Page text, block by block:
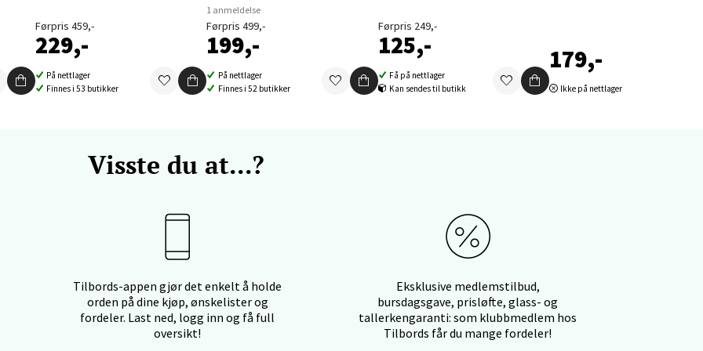
Førpris 459,-
229,-
På nettlager
Finnes i 53 butikker
1 anmeldelse
Førpris 499,-
199,-
På nettlager
Finnes i 52 butikker
Førpris 249,-
125,-
Få på nettlager
Kan sendes til butikk
179,-
Ikke på nettlager
Visste du at...?
Tilbords-appen gjør det enkelt å holde
orden på dine kjøp, ønskelister og
fordeler. Last ned, logg inn og få full
oversikt!
Eksklusive medlemstilbud,
bursdagsgave, prisløfte, glass- og
tallerkengaranti: som klubbmedlem hos
Tilbords får du mange fordeler!
- Thon Senter Orkanger
Orkanger, Orkdalsveien 113, 7300 Orkanger
09-20
Velg
- Thon Senter Sandvika
- Thon Senter Sartor